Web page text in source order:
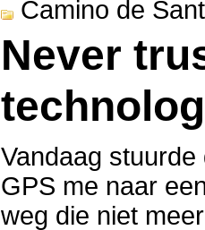
Camino de
Never
Vandaag stuurde
GPS me naar
weg die niet meer